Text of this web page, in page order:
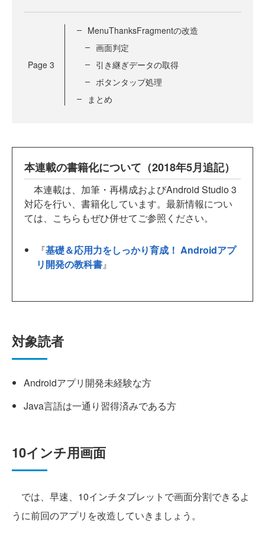
Page 3
MenuThanksFragmentの改造
画面判定
引き継ぎデータの取得
ボタンタップ処理
まとめ
本連載の書籍化について（2018年5月追記）
本連載は、加筆・再構成およびAndroid Studio 3
対応を行い、書籍化しています。最新情報につい
ては、こちらもぜひ併せてご参照ください。
『基礎＆応用力をしっかり育成！ Androidアプ
リ開発の教科書』
対象読者
Androidアプリ開発未経験な方
Java言語は一通り習得済みである方
10インチ用画面
では、早速、10インチタブレットで画面分割できるよ
うに前回のアプリを改造していきましょう。